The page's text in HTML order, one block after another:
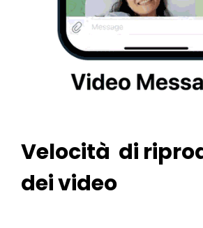
Velocità di
dei video